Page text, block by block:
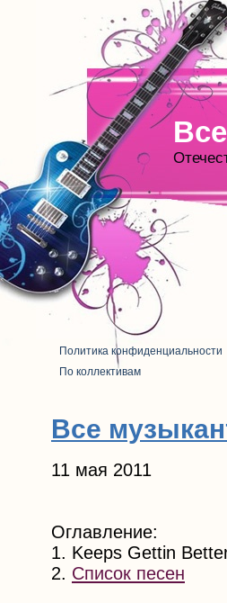
Политика конфиденциальности
По коллективам
Все
11 мая 2011
Оглавление:
1. Keeps Gettin
2. Список песен